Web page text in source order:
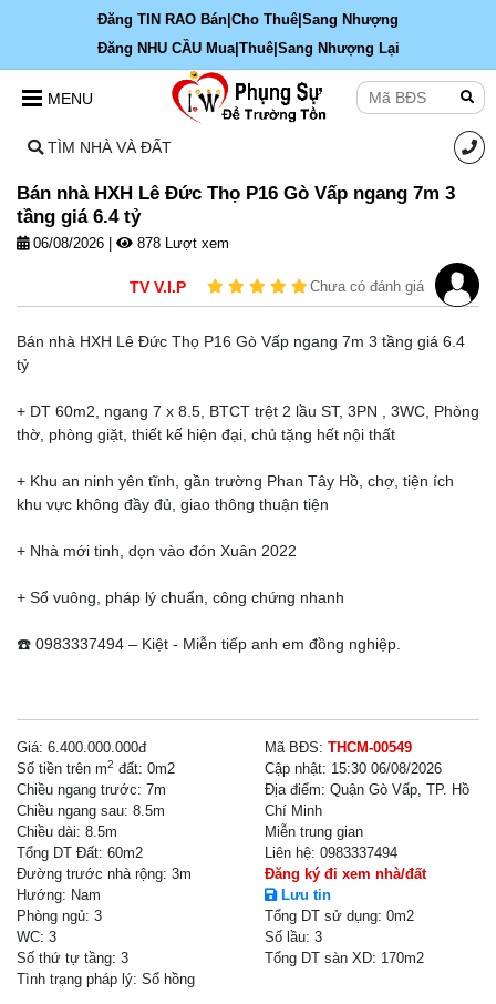
Bán nhà HXH Lê Đức Thọ P16 Gò Vấp ngang 7m 3
tầng giá 6.4 tỷ
06/08/2026 878 Lượt xem
TV V.I.P Chưa có đánh giá
Bán nhà HXH Lê Đức Thọ P16 Gò Vấp ngang 7m 3 tầng giá 6.4
tỷ
+ DT 60m2, ngang 7 x 8.5, BTCT trệt 2 lầu ST, 3PN , 3WC, Phòng
thờ, phòng giặt, thiết kế hiện đại, chủ tặng hết nội thất
+ Khu an ninh yên tĩnh, gần trường Phan Tây Hồ, chợ, tiện ích
khu vực không đầy đủ, giao thông thuận tiện
+ Nhà mới tinh, dọn vào đón Xuân 2022
+ Sổ vuông, pháp lý chuẩn, công chứng nhanh
☎️ 0983337494 – Kiệt - Miễn tiếp anh em đồng nghiệp.
Giá: 6.400.000.000đ
Số tiền trên m2 đất: 0m2
Chiều ngang trước: 7m
Chiều ngang sau: 8.5m
Chiều dài: 8.5m
Tổng DT Đất: 60m2
Đường trước nhà rộng: 3m
Hướng: Nam
Phòng ngủ: 3
WC: 3
Số thứ tự tầng: 3
Tình trạng pháp lý: Sổ hồng
Mã BĐS: THCM-00549
Cập nhật: 15:30 06/08/2026
Địa điểm: Quận Gò Vấp, TP. Hồ
Chí Minh
Miễn trung gian
Liên hệ: 0983337494
Đăng ký đi xem nhà/đất
Lưu tin
Tổng DT sử dụng: 0m2
Số lầu: 3
Tổng DT sàn XD: 170m2
Đăng TIN RAO Bán|Cho Thuê|Sang Nhượng
Đăng NHU CẦU Mua|Thuê|Sang Nhượng Lại
MENU
TÌM NHÀ VÀ ĐẤT